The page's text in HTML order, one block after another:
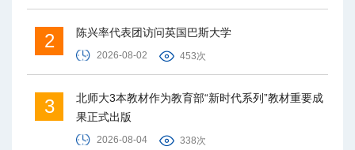
2 陈兴率代表团访问英国巴斯大学
2026-08-02 453次
3
北师大3本教材作为教育部“新时代系列”教材重要成
果正式出版
2026-08-04 338次